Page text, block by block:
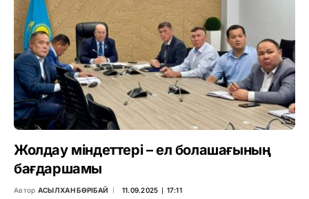
Жолдау міндеттері – ел болашағының
бағдаршамы
Автор АСЫЛХАН БӨРІБАЙ 11.09.2025 ∣ 17:11